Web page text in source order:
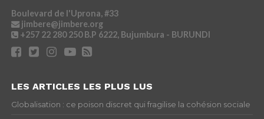
Boulevard de l'Uprona, #33
jimbere@jimbere.org
+257 22 280 250 B.P 6222, Bujumbura - BURUNDI
LES ARTICLES LES PLUS LUS
Globalisation : ce poison discret qui fragilise la cohésion sociale